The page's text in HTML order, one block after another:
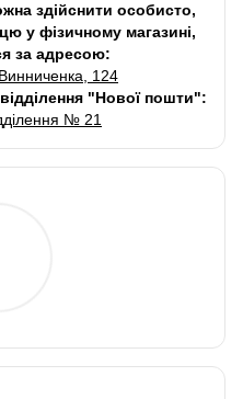
здійснити особисто,
у фізичному магазині,
за адресою:
124
"Нової пошти":
№ 21